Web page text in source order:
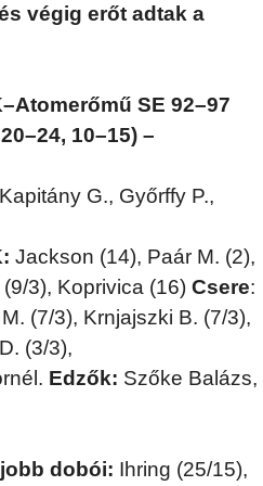
végig erőt adtak a
SE 92–97
10–15) –
G., Győrffy P.,
Jackson (14), Paár M. (2),
3), Koprivica (16) Csere:
(7/3), Krnjajszki B. (7/3),
(3/3),
Edzők: Szőke Balázs,
dobói: Ihring (25/15),